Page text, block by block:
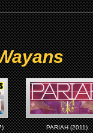
PARIAH (2011)